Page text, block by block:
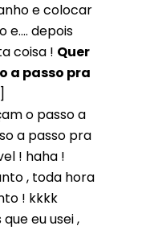
e colocar
e.... depois
coisa ! Quer
a passo pra
o passo a
a passo pra
! haha !
, toda hora
! kkkk
eu usei ,